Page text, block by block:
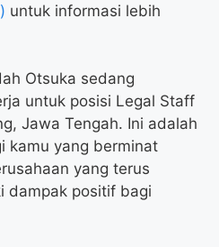
untuk informasi lebih
Otsuka sedang
untuk posisi Legal Staff
Jawa Tengah. Ini adalah
kamu yang berminat
yang terus
dampak positif bagi